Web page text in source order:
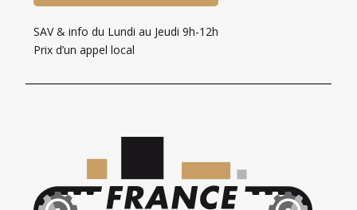
SAV & info du Lundi au Jeudi 9h-12h
Prix d’un appel local